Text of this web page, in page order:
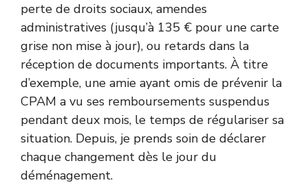
perte de droits sociaux, amendes
administratives (jusqu’à 135 € pour une carte
grise non mise à jour), ou retards dans la
réception de documents importants. À titre
d’exemple, une amie ayant omis de prévenir la
CPAM a vu ses remboursements suspendus
pendant deux mois, le temps de régulariser sa
situation. Depuis, je prends soin de déclarer
chaque changement dès le jour du
déménagement.